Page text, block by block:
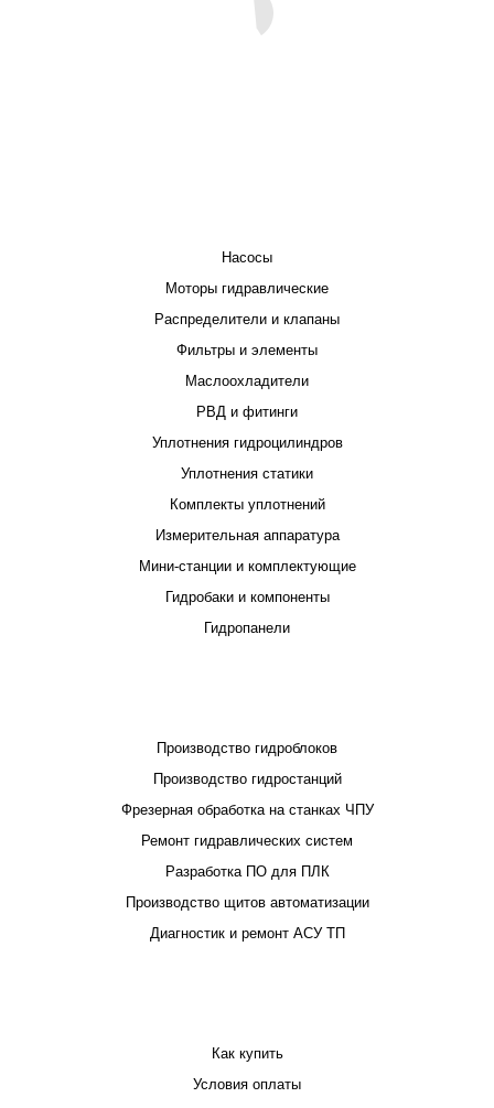
Насосы
Моторы гидравлические
Распределители и клапаны
Фильтры и элементы
Маслоохладители
РВД и фитинги
Уплотнения гидроцилиндров
Уплотнения статики
Комплекты уплотнений
Измерительная аппаратура
Мини-станции и комплектующие
Гидробаки и компоненты
Гидропанели
Производство гидроблоков
Производство гидростанций
Фрезерная обработка на станках ЧПУ
Ремонт гидравлических систем
Разработка ПО для ПЛК
Производство щитов автоматизации
Диагностик и ремонт АСУ ТП
Как купить
Условия оплаты